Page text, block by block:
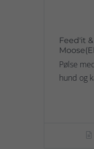
Feed'it
Pølse
hund og